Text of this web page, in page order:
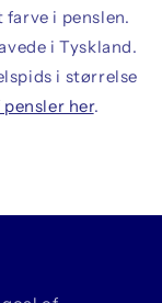
farve i penslen.
i Tyskland.
i størrelse
her.